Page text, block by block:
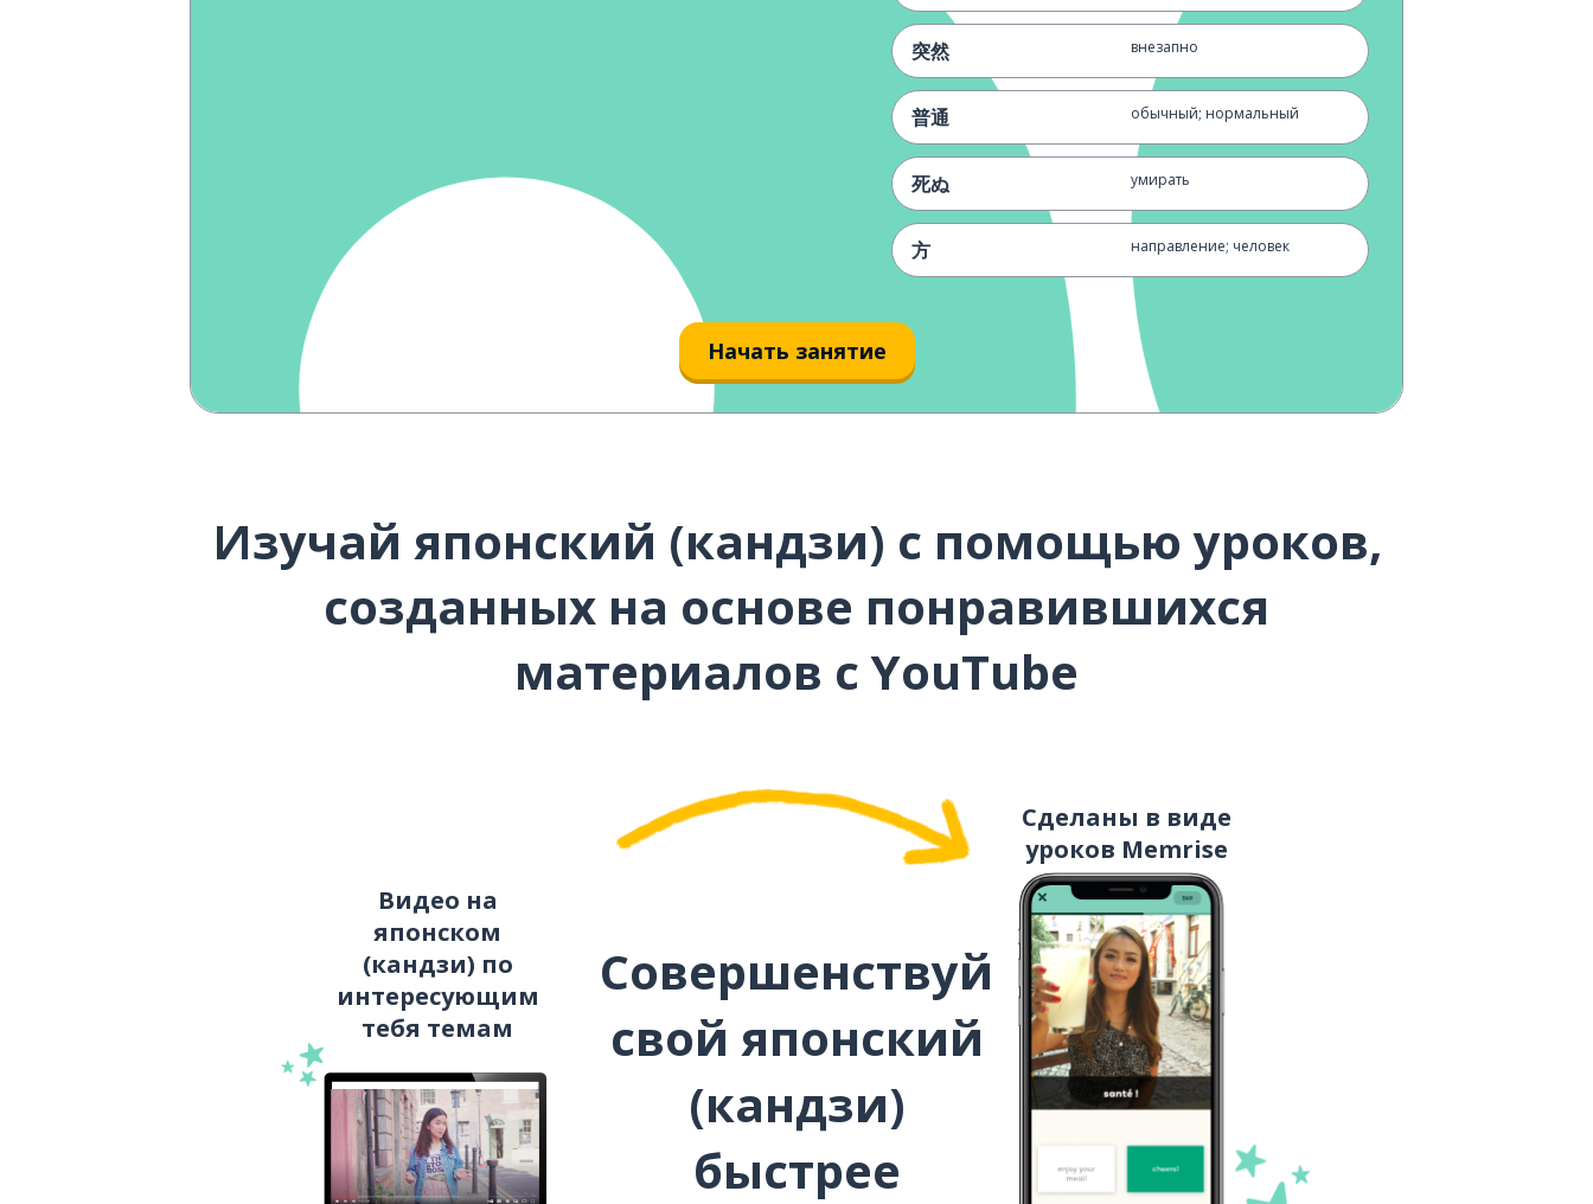
突然 внезапно
普通 обычный; нормальный
死ぬ умирать
方 направление; человек
все; вы
同じ тот же самый
Начать занятие
Изучай японский (кандзи) с помощью уроков,
созданных на основе понравившихся
материалов с YouTube
Видео на
японском
(кандзи) по
интересующим
тебя темам
Совершенствуй
свой японский
(кандзи)
быстрее
Сделаны в виде
уроков Memrise